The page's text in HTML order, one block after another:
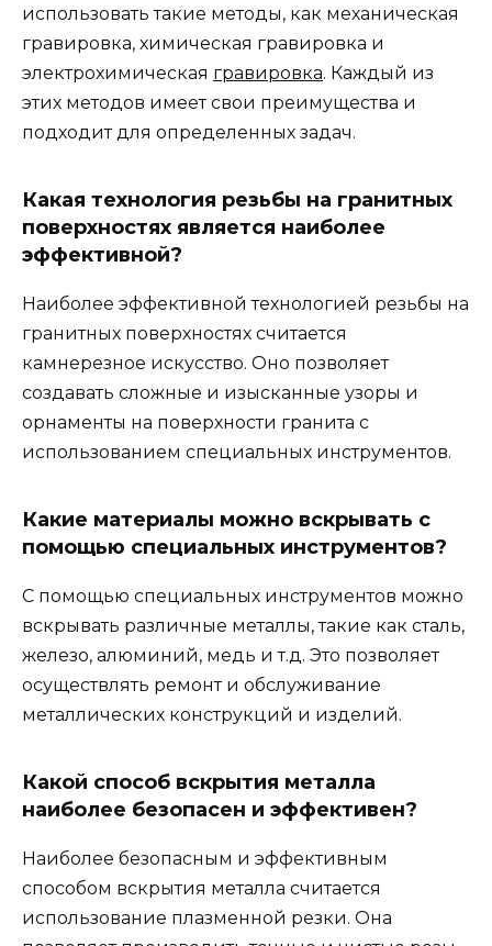
использовать такие методы, как механическая
гравировка, химическая гравировка и
электрохимическая гравировка. Каждый из
этих методов имеет свои преимущества и
подходит для определенных задач.
Какая технология резьбы на гранитных
поверхностях является наиболее
эффективной?
Наиболее эффективной технологией резьбы на
гранитных поверхностях считается
камнерезное искусство. Оно позволяет
создавать сложные и изысканные узоры и
орнаменты на поверхности гранита с
использованием специальных инструментов.
Какие материалы можно вскрывать с
помощью специальных инструментов?
С помощью специальных инструментов можно
вскрывать различные металлы, такие как сталь,
железо, алюминий, медь и т.д. Это позволяет
осуществлять ремонт и обслуживание
металлических конструкций и изделий.
Какой способ вскрытия металла
наиболее безопасен и эффективен?
Наиболее безопасным и эффективным
способом вскрытия металла считается
использование плазменной резки. Она